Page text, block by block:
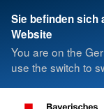
Sie befinden sich
Website
You are on the
use the switch to